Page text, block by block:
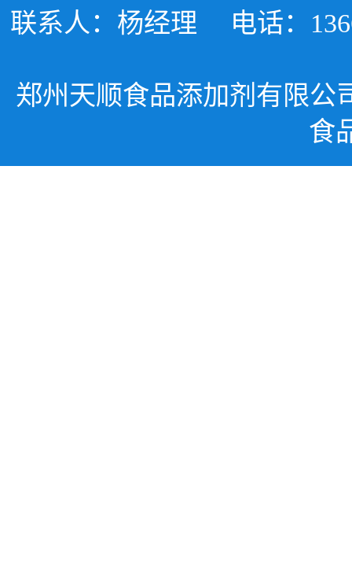
联系人：杨经理 电话：
郑州天顺食品添加剂有限公
食